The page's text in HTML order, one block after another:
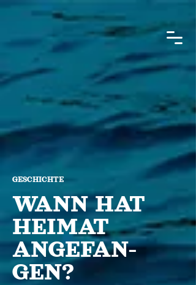
GESCHICHTE
WANN HAT
HEIMAT
ANGEFAN-
GEN?